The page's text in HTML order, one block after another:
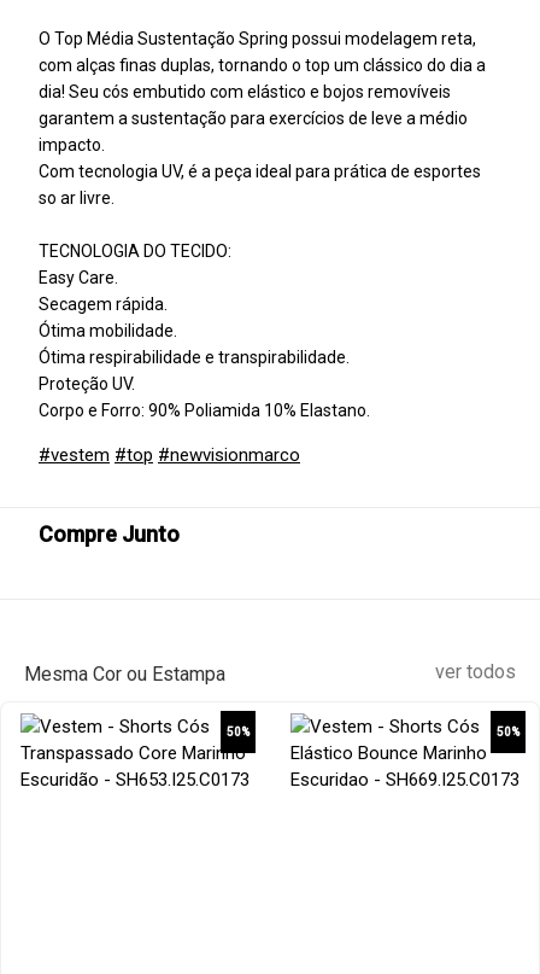
O Top Média Sustentação Spring possui modelagem reta,
com alças finas duplas, tornando o top um clássico do dia a
dia! Seu cós embutido com elástico e bojos removíveis
garantem a sustentação para exercícios de leve a médio
impacto.
Com tecnologia UV, é a peça ideal para prática de esportes
so ar livre.
TECNOLOGIA DO TECIDO:
Easy Care.
Secagem rápida.
Ótima mobilidade.
Ótima respirabilidade e transpirabilidade.
Proteção UV.
Corpo e Forro: 90% Poliamida 10% Elastano.
#vestem #top #newvisionmarco
Compre Junto
Mesma Cor ou Estampa ver todos
50% 50%